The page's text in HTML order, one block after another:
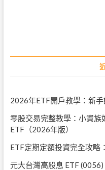
2026年ETF開戶教學：新
零股交易完整教學：小資族
ETF（2026年版）
ETF定期定額投資完全攻略
元大台灣高股息 ETF